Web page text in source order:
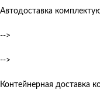
Автодоставка
-->
-->
Контейнерная доставка